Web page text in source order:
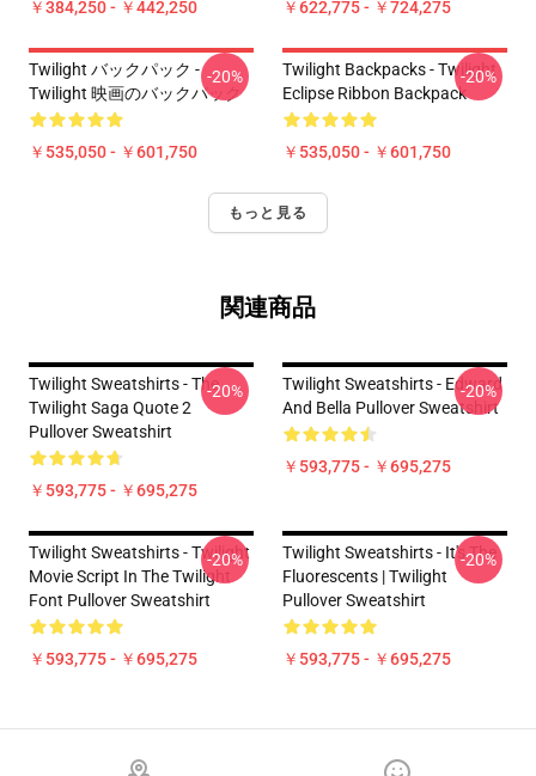
￥384,250 - ￥442,250 ￥622,775 - ￥724,275
Twilight バックパック -
Twilight 映画のバックパック
￥535,050 - ￥601,750
-20%
Twilight Backpacks - Twilight
Eclipse Ribbon Backpack
￥535,050 - ￥601,750
-20%
もっと見る
関連商品
Twilight Sweatshirts - The
Twilight Saga Quote 2
Pullover Sweatshirt
￥593,775 - ￥695,275
-20%
Twilight Sweatshirts - Edward
And Bella Pullover Sweatshirt
￥593,775 - ￥695,275
-20%
Twilight Sweatshirts - Twilight
Movie Script In The Twilight
Font Pullover Sweatshirt
￥593,775 - ￥695,275
-20%
Twilight Sweatshirts - It's The
Fluorescents | Twilight
Pullover Sweatshirt
￥593,775 - ￥695,275
-20%